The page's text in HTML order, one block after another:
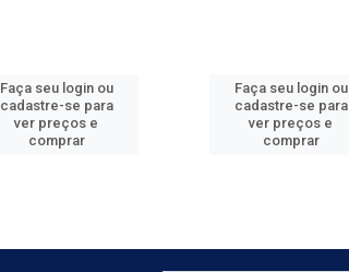
Faça seu login ou
cadastre-se para
ver preços e
comprar
Faça seu login ou
cadastre-se para
ver preços e
comprar